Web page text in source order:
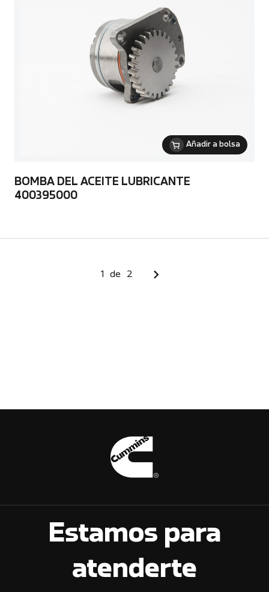
Añadir a bolsa
BOMBA DEL ACEITE LUBRICANTE
400395000
1 de 2
Estamos para
atenderte